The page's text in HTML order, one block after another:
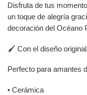
Disfruta de tus
un toque de alegría
decoración del Océano
🖌️ Con el diseño
Perfecto para amantes
• Cerámica